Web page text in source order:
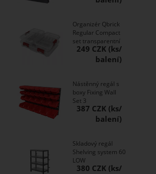
Organizér Qbrick
Regular Compact
set transparentní
249 CZK
Nástěnný regál s
boxy Fixing Wall
Set 3
387 CZK
Skladový regál
Shelving system 60
LOW
380 CZK